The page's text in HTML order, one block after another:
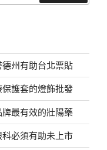
州有助台北票貼
護套的燈飾批發
最有效的壯陽藥
必須有助未上市